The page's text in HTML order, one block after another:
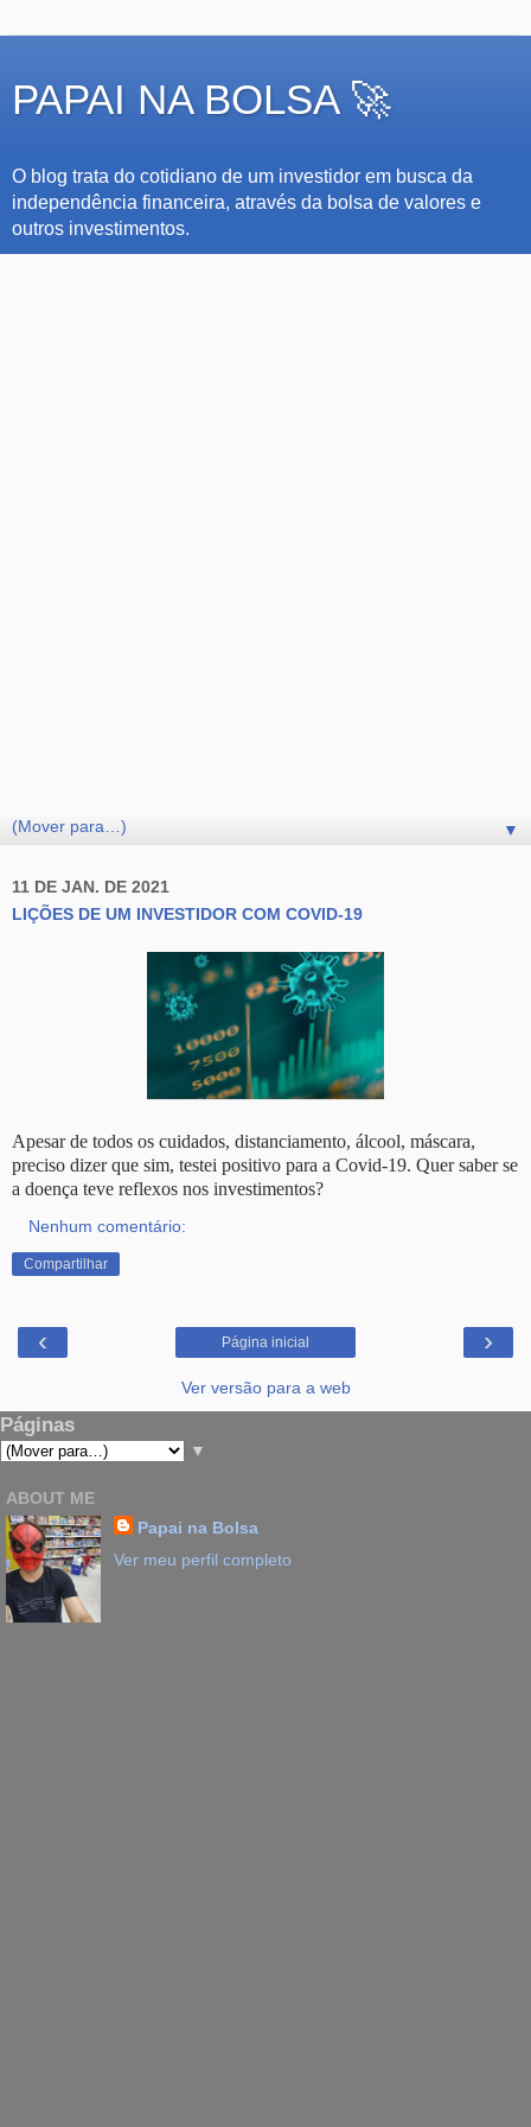
PAPAI NA BOLSA 🚀
O blog trata do cotidiano de um investidor em busca da
independência financeira, através da bolsa de valores e
outros investimentos.
▼
11 DE JAN. DE 2021
LIÇÕES DE UM INVESTIDOR COM COVID-19
Apesar de todos os cuidados, distanciamento, álcool, máscara,
preciso dizer que sim, testei positivo para a Covid-19. Quer saber se
a doença teve reflexos nos investimentos?
Nenhum comentário:
Compartilhar
‹ ›
Página inicial
Ver versão para a web
Páginas
▼
ABOUT ME
Papai na Bolsa
Ver meu perfil completo